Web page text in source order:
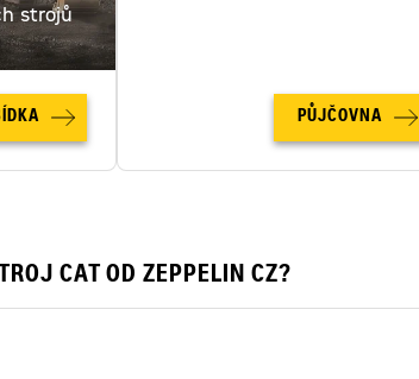
strojů
PŮJČOVNA
CAT OD ZEPPELIN CZ?